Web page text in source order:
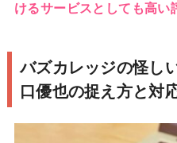
けるサービスとしても高い
バズカレッジの怪し
口優也の捉え方と対